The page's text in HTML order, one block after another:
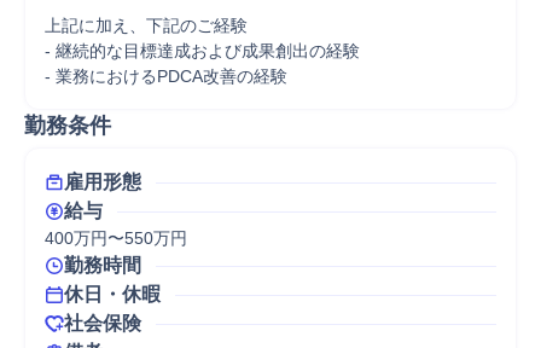
上記に加え、下記のご経験
- 継続的な目標達成および成果創出の経験
- 業務におけるPDCA改善の経験
勤務条件
雇用形態
給与
400万円〜550万円
勤務時間
休日・休暇
社会保険